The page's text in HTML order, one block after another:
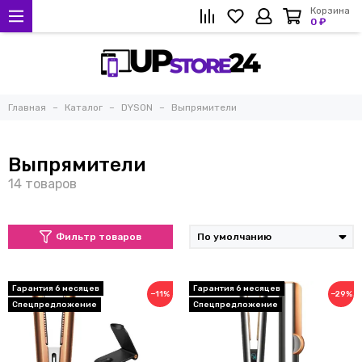
Корзина
0 ₽
Главная Каталог DYSON Выпрямители
Выпрямители
Фильтр товаров
Гарантия 6 месяцев
Спецпредложение
−11%
Гарантия 6 месяцев
Спецпредложение
−29%